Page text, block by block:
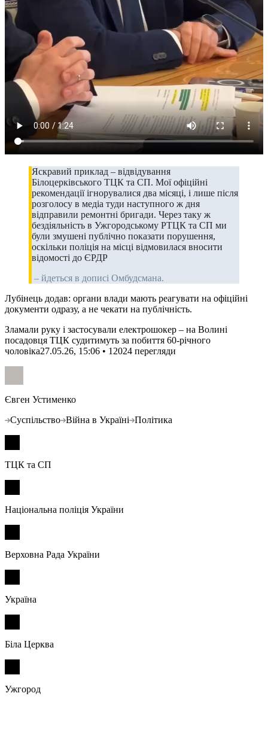
Яскравий приклад – відвідування
Білоцерківського ТЦК та СП. Мої офіційні
рекомендації ігнорувалися два місяці, і лише після
розголосу в медіа туди наступного ж дня
відправили ремонтні бригади. Через таку ж
бездіяльність в Ужгородському РТЦК та СП ми
були змушені публічно показати порушення,
оскільки поліція на місці відмовилася вносити
відомості до ЄРДР
– йдеться в дописі Омбудсмана.
Лубінець додав: органи влади мають реагувати на офіційні
документи одразу, а не чекати на публічність.
Зламали руку і застосували електрошокер – на Волині
посадовця ТЦК судитимуть за побиття 60-річного
чоловіка27.05.26, 15:06 • 12024 перегляди
Євген Устименко
Суспільство Війна в Україні Політика
ТЦК та СП
Національна поліція України
Верховна Рада України
Україна
Біла Церква
Ужгород